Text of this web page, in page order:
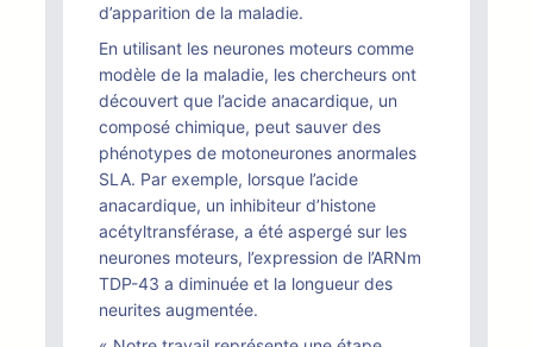
d’apparition de la maladie.
En utilisant les neurones moteurs comme
modèle de la maladie, les chercheurs ont
découvert que l’acide anacardique, un
composé chimique, peut sauver des
phénotypes de motoneurones anormales
SLA. Par exemple, lorsque l’acide
anacardique, un inhibiteur d’histone
acétyltransférase, a été aspergé sur les
neurones moteurs, l’expression de l’ARNm
TDP-43 a diminuée et la longueur des
neurites augmentée.